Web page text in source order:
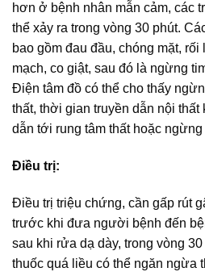
hơn ở bệnh nhân mẫn cảm, các
thể xảy ra trong vòng 30 phút.
bao gồm đau đầu, chóng mặt, rối
mạch, co giật, sau đó là ngừng
Điện tâm đồ có thể cho thấy
thất, thời gian truyền dẫn nội thất
dẫn tới rung tâm thất hoặc ngừng
Điều trị:
Điều trị triệu chứng, cần gấp rút
trước khi đưa người bệnh đến
sau khi rửa dạ dày, trong vòng
thuốc quá liều có thể ngăn ngừa